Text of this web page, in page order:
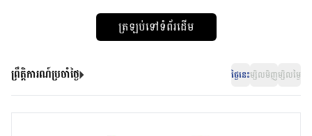
ត្រឡប់ទៅទំព័រដើម
ព្រឹត្តិការណ៍ប្រចាំថ្ងៃ ថ្ងៃនេះម្សិលមិញម្សិលម្ងៃ